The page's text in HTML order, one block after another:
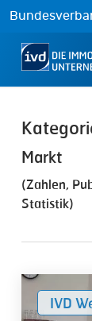
Skip
main
Markt
(Zahlen,
Statistik)
Stillstand
auf
IVD